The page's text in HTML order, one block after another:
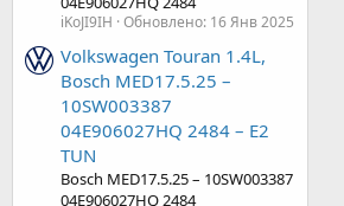
iKoJI9IH Обновлено: 16 Янв 2025
Volkswagen Touran 1.4L,
Bosch MED17.5.25 –
10SW003387
04E906027HQ 2484 – E2
TUN
Bosch MED17.5.25 – 10SW003387
04E906027HQ 2484